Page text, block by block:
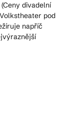
divadelní
pod
napříč